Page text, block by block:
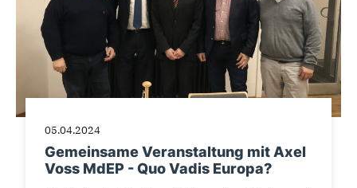
05.04.2024
Gemeinsame Veranstaltung mit Axel
Voss MdEP - Quo Vadis Europa?